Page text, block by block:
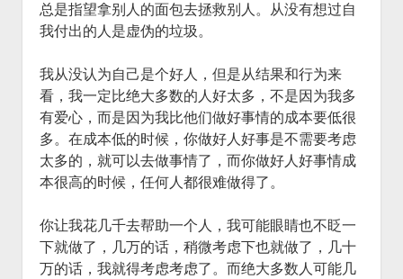
总是指望拿别人的面包去拯救别人。从没有想过自
我付出的人是虚伪的垃圾。
我从没认为自己是个好人，但是从结果和行为来
看，我一定比绝大多数的人好太多，不是因为我多
有爱心，而是因为我比他们做好事情的成本要低很
多。在成本低的时候，你做好人好事是不需要考虑
太多的，就可以去做事情了，而你做好人好事情成
本很高的时候，任何人都很难做得了。
你让我花几千去帮助一个人，我可能眼睛也不眨一
下就做了，几万的话，稍微考虑下也就做了，几十
万的话，我就得考虑考虑了。而绝大多数人可能几